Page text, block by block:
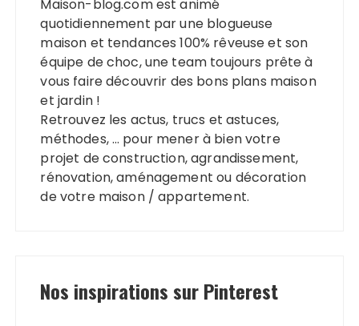
Maison-blog.com est animé
quotidiennement par une blogueuse
maison et tendances 100% rêveuse et son
équipe de choc, une team toujours prête à
vous faire découvrir des bons plans maison
et jardin !
Retrouvez les actus, trucs et astuces,
méthodes, … pour mener à bien votre
projet de construction, agrandissement,
rénovation, aménagement ou décoration
de votre maison / appartement.
Nos inspirations sur Pinterest